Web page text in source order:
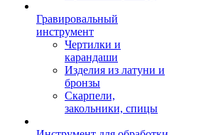
Гравировальный
инструмент
Чертилки и
карандаши
Изделия из латуни и
бронзы
Скарпели,
закольники, спицы